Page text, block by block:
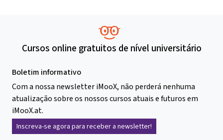
Cursos online gratuitos de nível universitário
Boletim informativo
Com a nossa newsletter iMooX, não perderá nenhuma
atualização sobre os nossos cursos atuais e futuros em
iMooX.at.
Inscreva-se agora para receber a newsletter!